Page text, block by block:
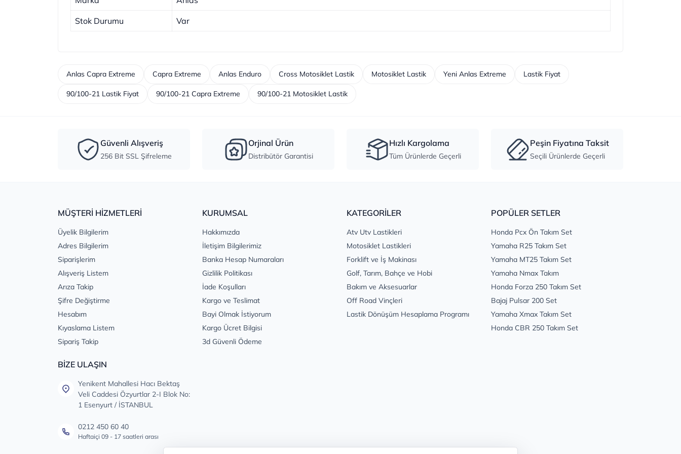
Stok Durumu Var
Anlas Capra Extreme Capra Extreme Anlas Enduro Cross Motosiklet Lastik Motosiklet Lastik Yeni Anlas Extreme Lastik Fiyat
90/100-21 Lastik Fiyat 90/100-21 Capra Extreme 90/100-21 Motosiklet Lastik
Güvenli Alışveriş
256 Bit SSL Şifreleme
Orjinal Ürün
Distribütör Garantisi
Hızlı Kargolama
Tüm Ürünlerde Geçerli
Peşin Fiyatına Taksit
Seçili Ürünlerde Geçerli
MÜŞTERİ HİZMETLERİ
Üyelik Bilgilerim
Adres Bilgilerim
Siparişlerim
Alışveriş Listem
Arıza Takip
Şifre Değiştirme
Hesabım
Kıyaslama Listem
Sipariş Takip
KURUMSAL
Hakkımızda
İletişim Bilgilerimiz
Banka Hesap Numaraları
Gizlilik Politikası
İade Koşulları
Kargo ve Teslimat
Bayi Olmak İstiyorum
Kargo Ücret Bilgisi
3d Güvenli Ödeme
KATEGORİLER
Atv Utv Lastikleri
Motosiklet Lastikleri
Forklift ve İş Makinası
Golf, Tarım, Bahçe ve Hobi
Bakım ve Aksesuarlar
Off Road Vinçleri
Lastik Dönüşüm Hesaplama Programı
POPÜLER SETLER
Honda Pcx Ön Takım Set
Yamaha R25 Takım Set
Yamaha MT25 Takım Set
Yamaha Nmax Takım
Honda Forza 250 Takım Set
Bajaj Pulsar 200 Set
Yamaha Xmax Takım Set
Honda CBR 250 Takım Set
BİZE ULAŞIN
Yenikent Mahallesi Hacı Bektaş
Veli Caddesi Özyurtlar 2-I Blok No:
1 Esenyurt / İSTANBUL
0212 450 60 40
Haftaiçi 09 - 17 saatleri arası